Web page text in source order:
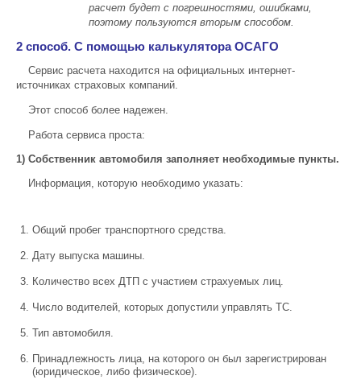
расчет будет с погрешностями, ошибками,
поэтому пользуются вторым способом.
2 способ. С помощью калькулятора ОСАГО
Сервис расчета находится на официальных интернет-
источниках страховых компаний.
Этот способ более надежен.
Работа сервиса проста:
1) Собственник автомобиля заполняет необходимые пункты.
Информация, которую необходимо указать:
Общий пробег транспортного средства.
Дату выпуска машины.
Количество всех ДТП с участием страхуемых лиц.
Число водителей, которых допустили управлять ТС.
Тип автомобиля.
Принадлежность лица, на которого он был зарегистрирован
(юридическое, либо физическое).